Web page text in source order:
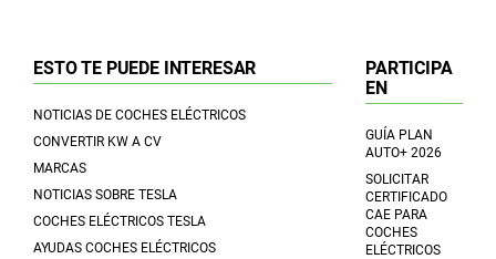
ESTO TE PUEDE INTERESAR
NOTICIAS DE COCHES ELÉCTRICOS
CONVERTIR KW A CV
MARCAS
NOTICIAS SOBRE TESLA
COCHES ELÉCTRICOS TESLA
AYUDAS COCHES ELÉCTRICOS
PARTICIPA
EN
GUÍA PLAN
AUTO+ 2026
SOLICITAR
CERTIFICADO
CAE PARA
COCHES
ELÉCTRICOS